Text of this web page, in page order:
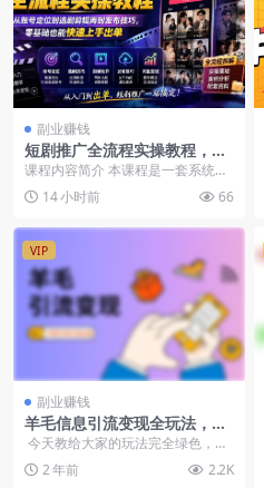
副业赚钱
短剧推广全流程实操教程，账
号定位选剧剪辑发布技巧，零
课程内容简介 本课程是一套系统化
的短剧推广“发行人计划”实操教程，
专为零基础或初...
14 小时前 66
VIP
副业赚钱
羊毛信息引流变现全玩法，年
轻市场引流必备
今天教给大家的玩法完全绿色，而
且流量非常猛，真的可以说是长期
的引流变...
2 年前 2.2K